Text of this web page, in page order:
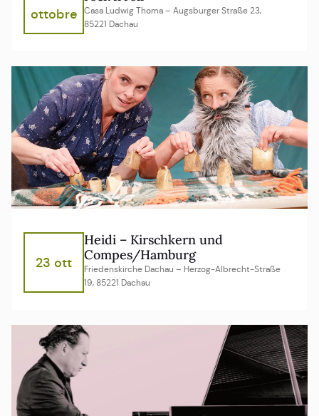
ottobre
Casa Ludwig Thoma – Augsburger Straße 23,
85221 Dachau
23 ott
Heidi – Kirschkern und
Compes/Hamburg
Friedenskirche Dachau – Herzog-Albrecht-Straße
19, 85221 Dachau